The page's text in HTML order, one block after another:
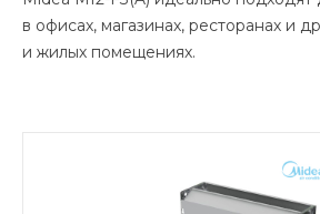
в офисах, магазинах, ресторанах и
и жилых помещениях.